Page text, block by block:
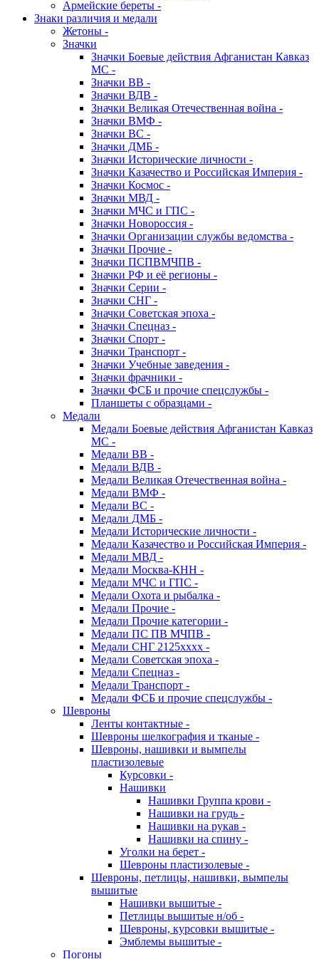
Армейские береты -
Знаки различия и медали
Жетоны -
Значки
Значки Боевые действия Афганистан Кавказ
МС -
Значки ВВ -
Значки ВДВ -
Значки Великая Отечественная война -
Значки ВМФ -
Значки ВС -
Значки ДМБ -
Значки Исторические личности -
Значки Казачество и Российская Империя -
Значки Космос -
Значки МВД -
Значки МЧС и ГПС -
Значки Новороссия -
Значки Организации службы ведомства -
Значки Прочие -
Значки ПСПВМЧПВ -
Значки РФ и её регионы -
Значки Серии -
Значки СНГ -
Значки Советская эпоха -
Значки Спецназ -
Значки Спорт -
Значки Транспорт -
Значки Учебные заведения -
Значки фрачники -
Значки ФСБ и прочие спецслужбы -
Планшеты с образцами -
Медали
Медали Боевые действия Афганистан Кавказ
МС -
Медали ВВ -
Медали ВДВ -
Медали Великая Отечественная война -
Медали ВМФ -
Медали ВС -
Медали ДМБ -
Медали Исторические личности -
Медали Казачество и Российская Империя -
Медали МВД -
Медали Москва-КНН -
Медали МЧС и ГПС -
Медали Охота и рыбалка -
Медали Прочие -
Медали Прочие категории -
Медали ПС ПВ МЧПВ -
Медали СНГ 2125хххх -
Медали Советская эпоха -
Медали Спецназ -
Медали Транспорт -
Медали ФСБ и прочие спецслужбы -
Шевроны
Ленты контактные -
Шевроны шелкография и тканые -
Шевроны, нашивки и вымпелы
пластизолевые
Курсовки -
Нашивки
Нашивки Группа крови -
Нашивки на грудь -
Нашивки на рукав -
Нашивки на спину -
Уголки на берет -
Шевроны пластизолевые -
Шевроны, петлицы, нашивки, вымпелы
вышитые
Нашивки вышитые -
Петлицы вышитые н/об -
Шевроны, курсовки вышитые -
Эмблемы вышитые -
Погоны